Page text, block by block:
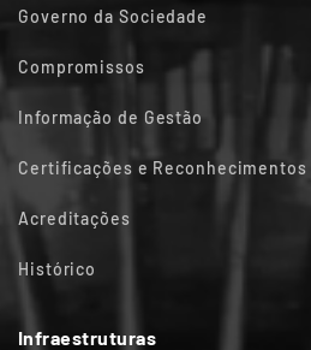
Governo da Sociedade
Compromissos
Informação de Gestão
Certificações e Reconhecimentos
Acreditações
Histórico
Infraestruturas